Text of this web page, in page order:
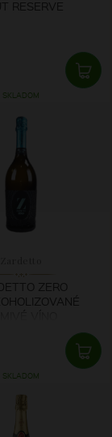
RESERVE
SKLADOM
ZERO
SKLADOM